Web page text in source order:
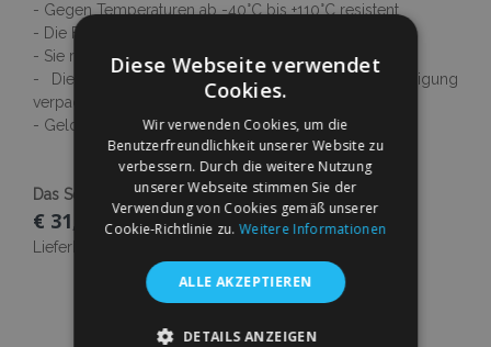
- Gegen Temperaturen ab -40°C bis +110°C resistent
- Die Fußmatten riechen nicht nach Gummi
- Sie rutschen nicht auf dem Boden
- Die Ware ist neu und sicher gegen Beschädigung
verpackt
- Geld-zurück-Garantie
Das Set enthält 2 Stück Mehr erfahren
€ 31,00
Lieferbarkeit:
In Den Warenkorb
Diese Webseite verwendet
Cookies.
Wir verwenden Cookies, um die
Benutzerfreundlichkeit unserer Website zu
verbessern. Durch die weitere Nutzung
unserer Webseite stimmen Sie der
Verwendung von Cookies gemäß unserer
Cookie-Richtlinie zu.Weitere Informationen
ALLE AKZEPTIEREN
DETAILS ANZEIGEN